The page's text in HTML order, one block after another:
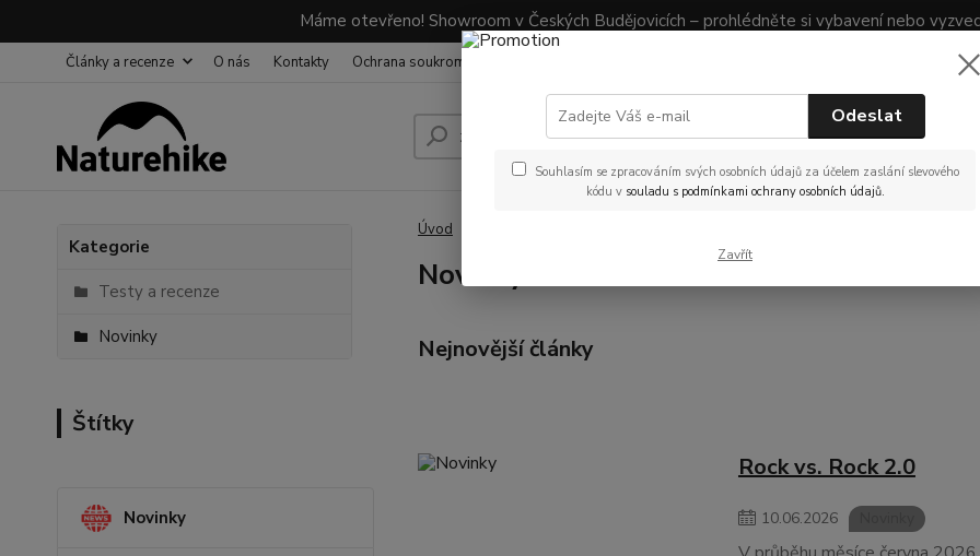
Máme otevřeno! Showroom v Českých Budějovicích – prohlédněte si vybavení nebo
Články a recenze O nás Kontakty Ochrana soukromí
Hledat
nás
(Po-
Kategorie
Testy a recenze
Novinky
Štítky
Novinky
Úvod
Novinky
Nejnovější články
Rock vs. Rock 2.0
10.06.2026
Odeslat
Souhlasím se zpracováním svých osobních údajů za účelem zaslání slevového
kódu v souladu s podmínkami ochrany osobních údajů.
Zavřít